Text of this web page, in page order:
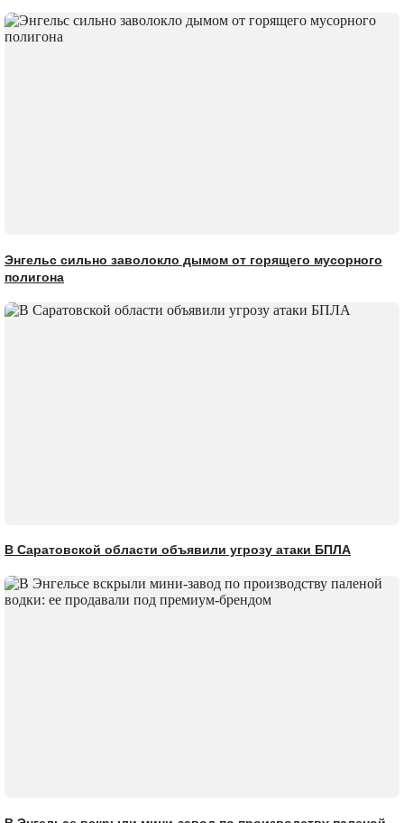
Энгельс сильно заволокло дымом от горящего мусорного
полигона
В Саратовской области объявили угрозу атаки БПЛА